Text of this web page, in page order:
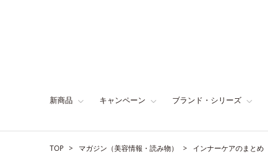
新商品 キャンペーン ブランド・シリーズ
TOP マガジン（美容情報・読み物） インナーケアのまとめ